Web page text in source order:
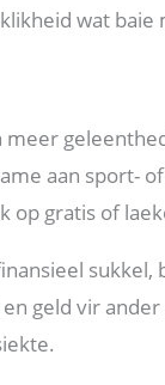
wat
aan sport-
op gratis of
geld vir